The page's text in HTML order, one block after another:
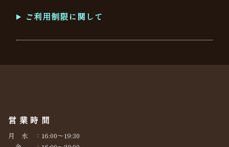
ご利用制限に関して
営業時間
月 水 ：16:00～19:30